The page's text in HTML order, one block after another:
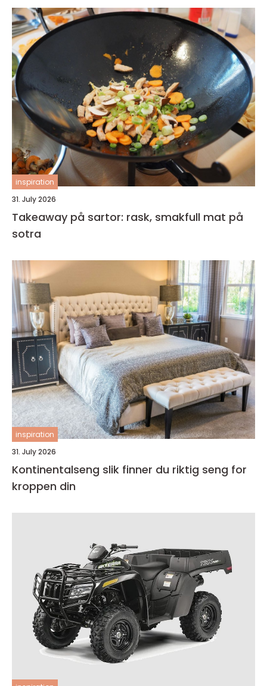
inspiration
31. July 2026
Takeaway på sartor: rask, smakfull mat på
sotra
inspiration
31. July 2026
Kontinentalseng slik finner du riktig seng for
kroppen din